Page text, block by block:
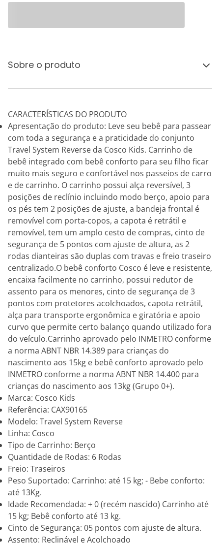
Sobre o produto
CARACTERÍSTICAS DO PRODUTO
Apresentação do produto: Leve seu bebê para passear
com toda a segurança e a praticidade do conjunto
Travel System Reverse da Cosco Kids. Carrinho de
bebê integrado com bebê conforto para seu filho ficar
muito mais seguro e confortável nos passeios de carro
e de carrinho. O carrinho possui alça reversível, 3
posições de reclínio incluindo modo berço, apoio para
os pés tem 2 posições de ajuste, a bandeja frontal é
removível com porta-copos, a capota é retrátil e
removível, tem um amplo cesto de compras, cinto de
segurança de 5 pontos com ajuste de altura, as 2
rodas dianteiras são duplas com travas e freio traseiro
centralizado.O bebê conforto Cosco é leve e resistente,
encaixa facilmente no carrinho, possui redutor de
assento para os menores, cinto de segurança de 3
pontos com protetores acolchoados, capota retrátil,
alça para transporte ergonômica e giratória e apoio
curvo que permite certo balanço quando utilizado fora
do veículo.Carrinho aprovado pelo INMETRO conforme
a norma ABNT NBR 14.389 para crianças do
nascimento aos 15kg e bebê conforto aprovado pelo
INMETRO conforme a norma ABNT NBR 14.400 para
crianças do nascimento aos 13kg (Grupo 0+).
Marca: Cosco Kids
Referência: CAX90165
Modelo: Travel System Reverse
Linha: Cosco
Tipo de Carrinho: Berço
Quantidade de Rodas: 6 Rodas
Freio: Traseiros
Peso Suportado: Carrinho: até 15 kg; - Bebe conforto:
até 13Kg.
Idade Recomendada: + 0 (recém nascido) Carrinho até
15 kg; Bebê conforto até 13 kg.
Cinto de Segurança: 05 pontos com ajuste de altura.
Assento: Reclinável e Acolchoado